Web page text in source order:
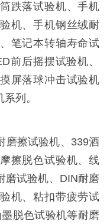
跌落试验机、手机
机、手机钢丝绒耐
笔记本转轴寿命试
前后摇摆试验机、
屏落球冲击试验机
列。
擦试验机、339酒
擦脱色试验机、线
磨试验机、DIN耐磨
机、粘扣带疲劳试
脱色试验机等耐磨